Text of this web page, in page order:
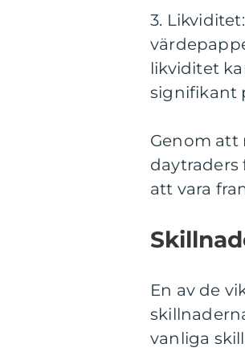
3.
likviditet
signifikant
Genom att
daytraders
att vara
En av de
vanliga